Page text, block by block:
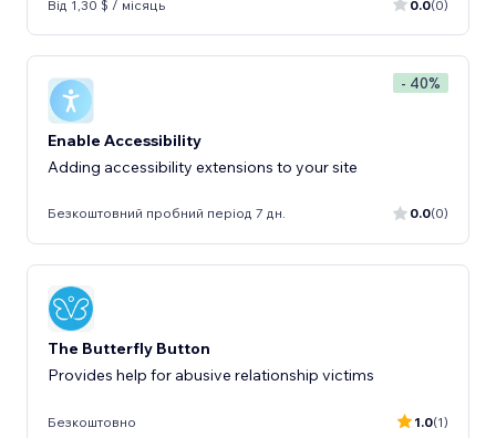
Від 1,30 $ / місяць 0.0(0)
- 40%
Enable Accessibility
Adding accessibility extensions to your site
Безкоштовний пробний період 7 дн. 0.0(0)
The Butterfly Button
Provides help for abusive relationship victims
Безкоштовно 1.0(1)